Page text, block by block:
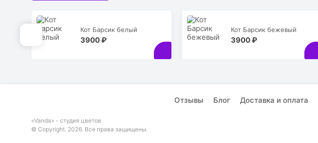
Кот Барсик белый
3900 ₽
Кот Барсик бежевый
3900 ₽
Отзывы Блог Доставка и оплата
«Vanda» - студия цветов
© Copyright. 2026. Все права защищены.